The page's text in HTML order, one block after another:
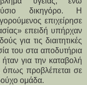
δικηγόρο. Η
επιχείρησε
επειδή υπήρχαν
για τις διαιτητικές
του στα αποδυτήρια
ήταν για την καταβολή
όπως προβλέπεται σε
ομάδα.